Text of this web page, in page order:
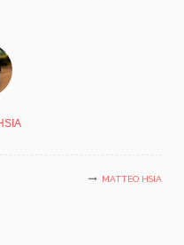
MATTEO HSIA